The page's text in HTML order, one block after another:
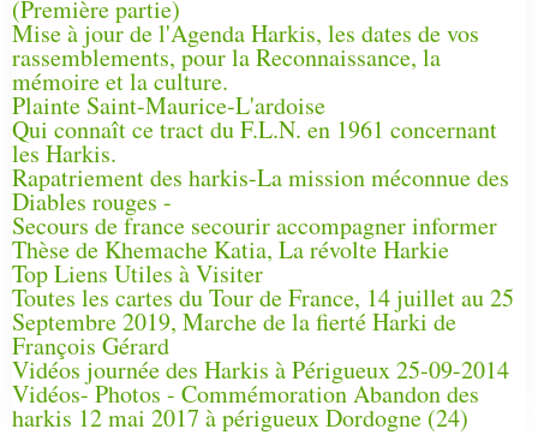
(Première partie)
Mise à jour de l'Agenda Harkis, les dates de vos
rassemblements, pour la Reconnaissance, la
mémoire et la culture.
Plainte Saint-Maurice-L'ardoise
Qui connaît ce tract du F.L.N. en 1961 concernant
les Harkis.
Rapatriement des harkis-La mission méconnue des
Diables rouges -
Secours de france secourir accompagner informer
Thèse de Khemache Katia, La révolte Harkie
Top Liens Utiles à Visiter
Toutes les cartes du Tour de France, 14 juillet au 25
Septembre 2019, Marche de la fierté Harki de
François Gérard
Vidéos journée des Harkis à Périgueux 25-09-2014
Vidéos- Photos - Commémoration Abandon des
harkis 12 mai 2017 à périgueux Dordogne (24)